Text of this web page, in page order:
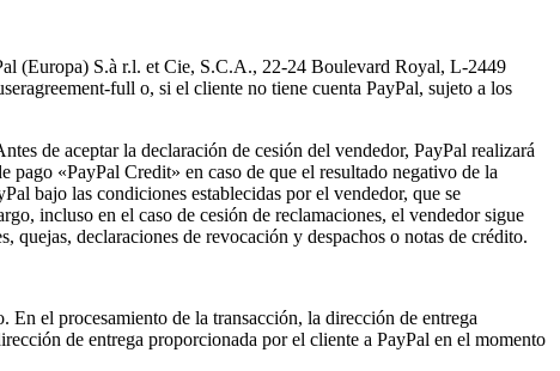
(Europa) S.à r.l. et Cie, S.C.A., 22-24 Boulevard Royal, L-2449
full o, si el cliente no tiene cuenta PayPal, sujeto a los
de aceptar la declaración de cesión del vendedor, PayPal realizará
«PayPal Credit» en caso de que el resultado negativo de la
bajo las condiciones establecidas por el vendedor, que se
incluso en el caso de cesión de reclamaciones, el vendedor sigue
quejas, declaraciones de revocación y despachos o notas de crédito.
En el procesamiento de la transacción, la dirección de entrega
de entrega proporcionada por el cliente a PayPal en el momento